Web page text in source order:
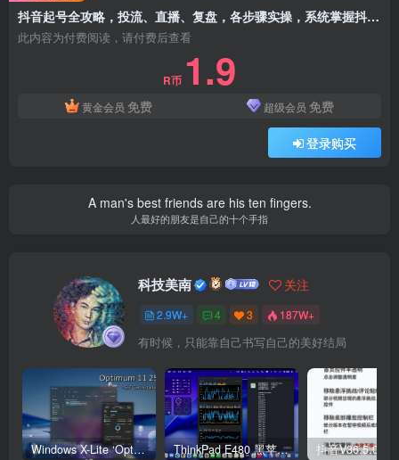
抖音起号全攻略，投流、直播、复盘，各步骤实操，系统掌握抖音运营，高效起号变现
此内容为付费阅读，请付费后查看
R币 1.9
黄金会员 免费 超级会员 免费
登录购买
A man's best friends are his ten fingers.
人最好的朋友是自己的十个手指
科技美南 关注
2.9W+ 4 3 187W+
有时候，只能靠自己书写自己的美好结局
Windows X-Lite ‘Optimum 11’ 25H2 Pro v2 ThinkPad E480 黑苹果完美Tahoe的EFI分享（2026.03.01更新） 抖音V36.5.0 内